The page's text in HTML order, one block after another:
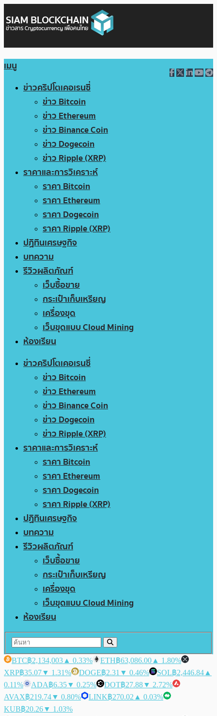
เมนู
ข่าวคริปโตเคอเรนซี่
ข่าว Bitcoin
ข่าว Ethereum
ข่าว Binance Coin
ข่าว Dogecoin
ข่าว Ripple (XRP)
ราคาและการวิเคราะห์
ราคา Bitcoin
ราคา Ethereum
ราคา Dogecoin
ราคา Ripple (XRP)
ปฏิทินเศรษฐกิจ
บทความ
รีวิวผลิตภัณฑ์
เว็บซื้อขาย
กระเป๋าเก็บเหรียญ
เครื่องขุด
เว็บขุดแบบ Cloud Mining
ห้องเรียน
ข่าวคริปโตเคอเรนซี่
ข่าว Bitcoin
ข่าว Ethereum
ข่าว Binance Coin
ข่าว Dogecoin
ข่าว Ripple (XRP)
ราคาและการวิเคราะห์
ราคา Bitcoin
ราคา Ethereum
ราคา Dogecoin
ราคา Ripple (XRP)
ปฏิทินเศรษฐกิจ
บทความ
รีวิวผลิตภัณฑ์
เว็บซื้อขาย
กระเป๋าเก็บเหรียญ
เครื่องขุด
เว็บขุดแบบ Cloud Mining
ห้องเรียน
BTC฿2,134,003 ▲ 0.33% ETH฿63,086.00 ▲ 1.80%
XRP฿35.07▼ 1.31% DOGE฿2.31 ▼ 0.46% SOL฿2,446.84 ▲
0.11%
ADA฿6.35▼ 0.25% DOT฿27.88▼ 2.72%
AVAX฿219.74▼ 0.80% LINK฿270.02 ▲ 0.03%
KUB฿20.26▼ 1.03%